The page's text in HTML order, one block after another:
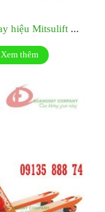
Xe nâng tay hiệu Mitsulift Nhật Bản- Model BF25S- Càng hẹp
Xem thêm